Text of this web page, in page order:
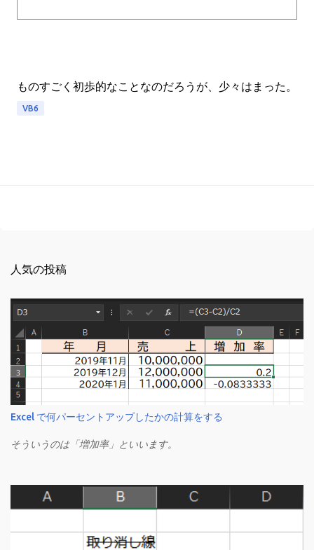
ものすごく初歩的なことなのだろうが、少々はまった。
VB6
人気の投稿
Excel で何パーセントアップしたかの計算をする
そういうのは「増加率」といいます。